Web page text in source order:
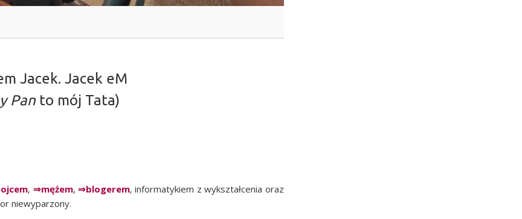
Jacek. Jacek eM
Pan to mój Tata)
, ⇒mężem, ⇒blo­ge­rem, infor­ma­ty­kiem z wykształ­ce­nia oraz
niewyparzony.